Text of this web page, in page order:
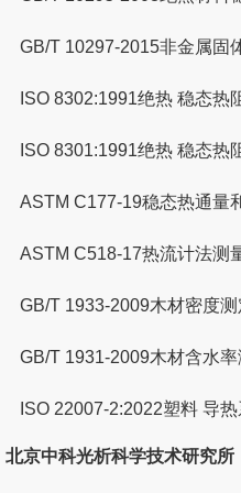
GB/T 10297-2015非金属固
ISO 8302:1991绝热 稳态
ISO 8301:1991绝热 稳态
ASTM C177-19稳态热通量
ASTM C518-17热流计法测
GB/T 1933-2009木材密度
GB/T 1931-2009木材含水
ISO 22007-2:2022塑料 导
北京中科光析科学技术研究所